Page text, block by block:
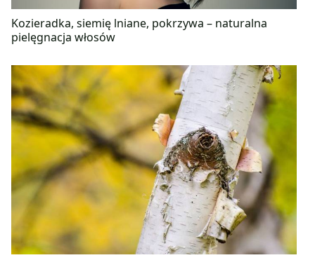
Kozieradka, siemię lniane, pokrzywa – naturalna
pielęgnacja włosów